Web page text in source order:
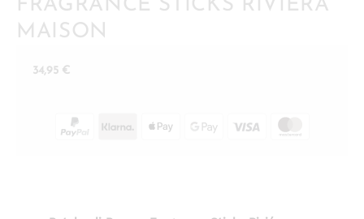
FRAGRANCE STICKS RIVIÉRA
MAISON
34,95 €